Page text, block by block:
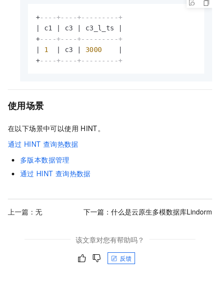
+----+----+---------+
c1 c3 c3_l_ts
+----+----+---------+
1 c3 3000
+----+----+---------+
使用场景
在以下场景中可以使用 HINT。
通过 HINT 查询热数据
多版本数据管理
通过 HINT 查询热数据
上一篇：无 下一篇： 什么是云原生多模数据库Lindorm
该文章对您有帮助吗？
反馈